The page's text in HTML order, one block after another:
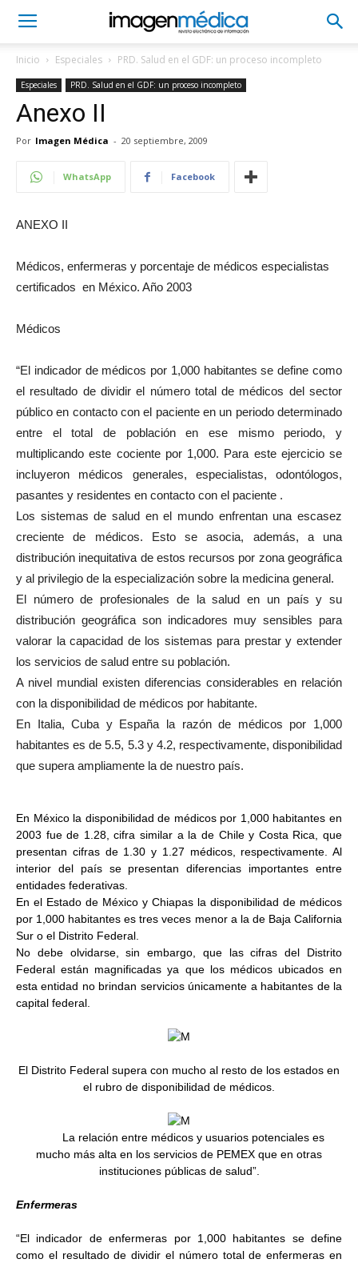
Inicio Especiales PRD. Salud en el GDF: un proceso incompleto
Especiales PRD. Salud en el GDF: un proceso incompleto
Anexo II
Por Imagen Médica - 20 septiembre, 2009
WhatsApp Facebook
ANEXO II
Médicos, enfermeras y porcentaje de médicos especialistas
certificados en México. Año 2003
Médicos
“El indicador de médicos por 1,000 habitantes se define como
el resultado de dividir el número total de médicos del sector
público en contacto con el paciente en un periodo determinado
entre el total de población en ese mismo periodo, y
multiplicando este cociente por 1,000. Para este ejercicio se
incluyeron médicos generales, especialistas, odontólogos,
pasantes y residentes en contacto con el paciente .
Los sistemas de salud en el mundo enfrentan una escasez
creciente de médicos. Esto se asocia, además, a una
distribución inequitativa de estos recursos por zona geográfica
y al privilegio de la especialización sobre la medicina general.
El número de profesionales de la salud en un país y su
distribución geográfica son indicadores muy sensibles para
valorar la capacidad de los sistemas para prestar y extender
los servicios de salud entre su población.
A nivel mundial existen diferencias considerables en relación
con la disponibilidad de médicos por habitante.
En Italia, Cuba y España la razón de médicos por 1,000
habitantes es de 5.5, 5.3 y 4.2, respectivamente, disponibilidad
que supera ampliamente la de nuestro país.
En México la disponibilidad de médicos por 1,000 habitantes en
2003 fue de 1.28, cifra similar a la de Chile y Costa Rica, que
presentan cifras de 1.30 y 1.27 médicos, respectivamente. Al
interior del país se presentan diferencias importantes entre
entidades federativas.
En el Estado de México y Chiapas la disponibilidad de médicos
por 1,000 habitantes es tres veces menor a la de Baja California
Sur o el Distrito Federal.
No debe olvidarse, sin embargo, que las cifras del Distrito
Federal están magnificadas ya que los médicos ubicados en
esta entidad no brindan servicios únicamente a habitantes de la
capital federal.
El Distrito Federal supera con mucho al resto de los estados en
el rubro de disponibilidad de médicos.
La relación entre médicos y usuarios potenciales es
mucho más alta en los servicios de PEMEX que en otras
instituciones públicas de salud”.
Enfermeras
“El indicador de enfermeras por 1,000 habitantes se define
como el resultado de dividir el número total de enfermeras en